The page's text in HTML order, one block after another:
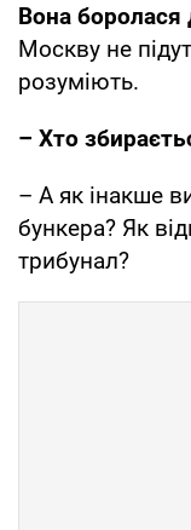
Вона боролася
Москву не
розуміють.
– Хто
– А як інакше
бункера? Як
трибунал?